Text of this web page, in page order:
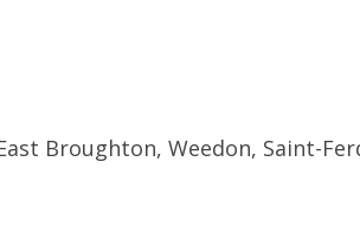
Broughton, Weedon, Saint-